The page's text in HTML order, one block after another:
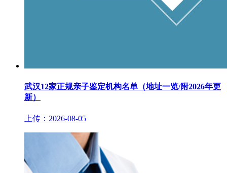
武汉12家正规亲子鉴定机构名单（地址一览/附2026年更
新）
上传：2026-08-05